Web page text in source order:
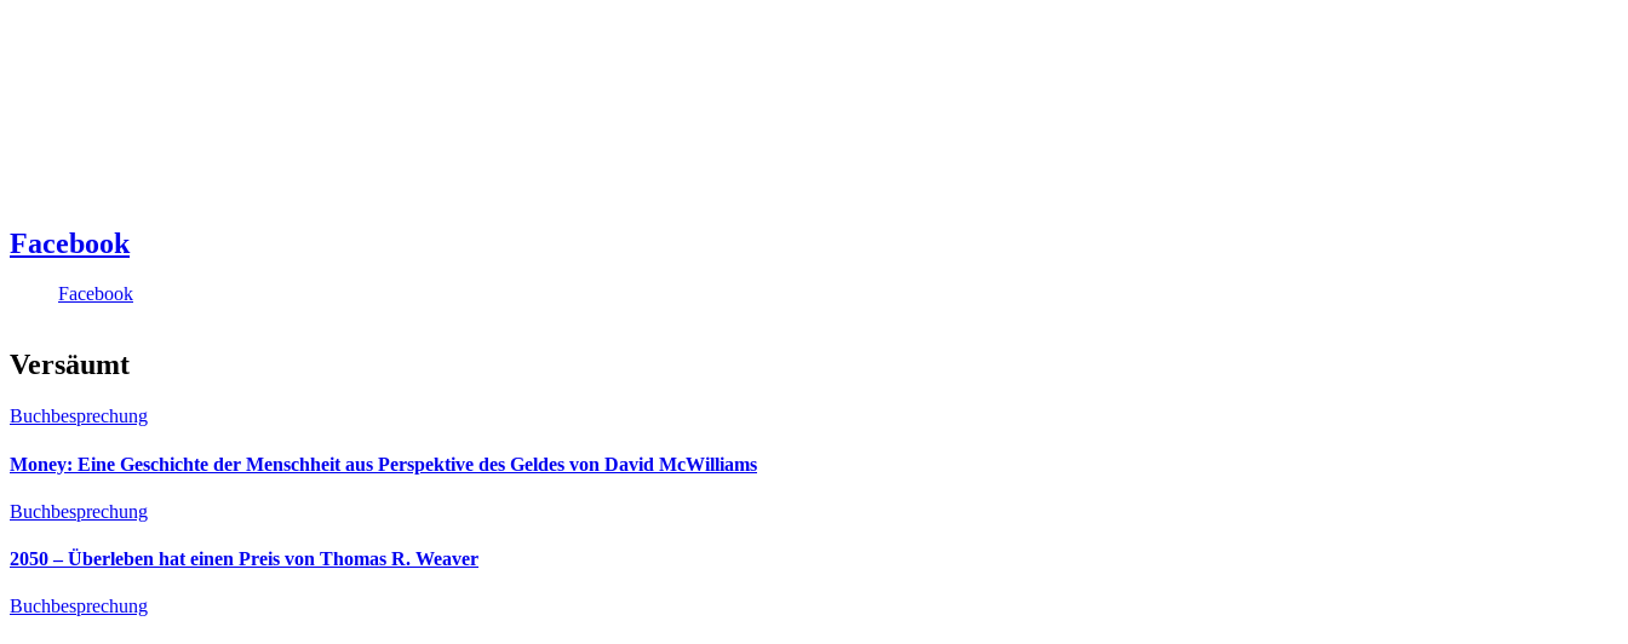
Facebook
Facebook
Versäumt
Buchbesprechung
Money: Eine Geschichte der Menschheit aus Perspektive des Geldes von David McWilliams
Buchbesprechung
2050 – Überleben hat einen Preis von Thomas R. Weaver
Buchbesprechung